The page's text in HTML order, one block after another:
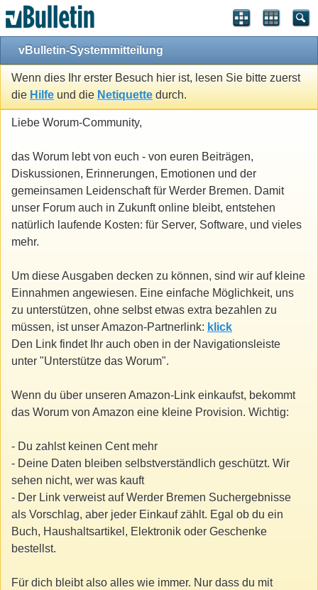
vBulletin-Systemmitteilung
Wenn dies Ihr erster Besuch hier ist, lesen Sie bitte zuerst
die Hilfe und die Netiquette durch.
Liebe Worum-Community,
das Worum lebt von euch - von euren Beiträgen,
Diskussionen, Erinnerungen, Emotionen und der
gemeinsamen Leidenschaft für Werder Bremen. Damit
unser Forum auch in Zukunft online bleibt, entstehen
natürlich laufende Kosten: für Server, Software, und vieles
mehr.
Um diese Ausgaben decken zu können, sind wir auf kleine
Einnahmen angewiesen. Eine einfache Möglichkeit, uns
zu unterstützen, ohne selbst etwas extra bezahlen zu
müssen, ist unser Amazon-Partnerlink: klick
Den Link findet Ihr auch oben in der Navigationsleiste
unter "Unterstütze das Worum".
Wenn du über unseren Amazon-Link einkaufst, bekommt
das Worum von Amazon eine kleine Provision. Wichtig:
- Du zahlst keinen Cent mehr
- Deine Daten bleiben selbstverständlich geschützt. Wir
sehen nicht, wer was kauft
- Der Link verweist auf Werder Bremen Suchergebnisse
als Vorschlag, aber jeder Einkauf zählt. Egal ob du ein
Buch, Haushaltsartikel, Elektronik oder Geschenke
bestellst.
Für dich bleibt also alles wie immer. Nur dass du mit